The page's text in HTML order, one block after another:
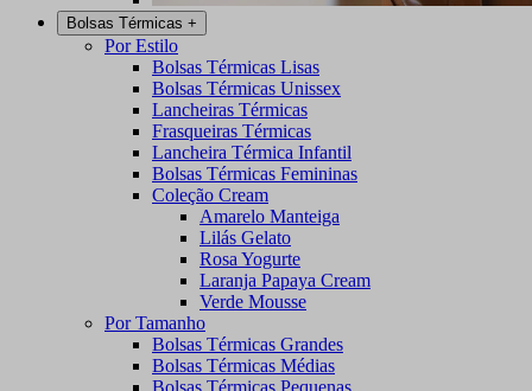
Bolsas Térmicas +
Por Estilo
Bolsas Térmicas Lisas
Bolsas Térmicas Unissex
Lancheiras Térmicas
Frasqueiras Térmicas
Lancheira Térmica Infantil
Bolsas Térmicas Femininas
Coleção Cream
Amarelo Manteiga
Lilás Gelato
Rosa Yogurte
Laranja Papaya Cream
Verde Mousse
Por Tamanho
Bolsas Térmicas Grandes
Bolsas Térmicas Médias
Bolsas Térmicas Pequenas